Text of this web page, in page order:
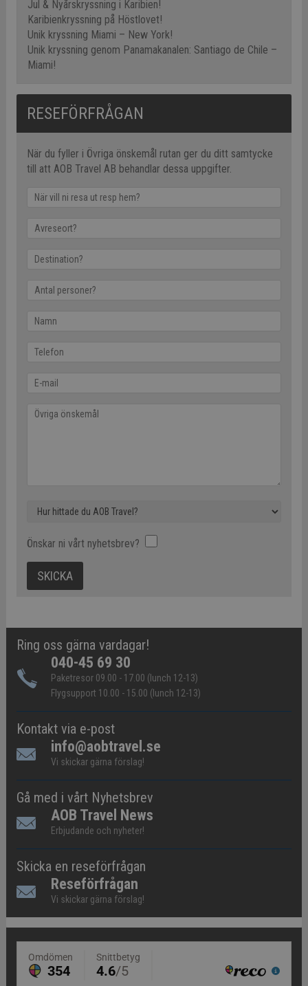
Jul & Nyårskryssning i Karibien!
Karibienkryssning på Höstlovet!
Unik kryssning Miami – New York!
Unik kryssning genom Panamakanalen: Santiago de Chile –
Miami!
RESEFÖRFRÅGAN
När du fyller i Övriga önskemål rutan ger du ditt samtycke
till att AOB Travel AB behandlar dessa uppgifter.
Önskar ni vårt nyhetsbrev?
Ring oss gärna vardagar!
040-45 69 30
Paketresor 09.00 - 17.00 (lunch 12-13)
Flygsupport 10.00 - 15.00 (lunch 12-13)
Kontakt via e-post
info@aobtravel.se
Vi skickar gärna förslag!
Gå med i vårt Nyhetsbrev
AOB Travel News
Erbjudande och nyheter!
Skicka en reseförfrågan
Reseförfrågan
Vi skickar gärna förslag!